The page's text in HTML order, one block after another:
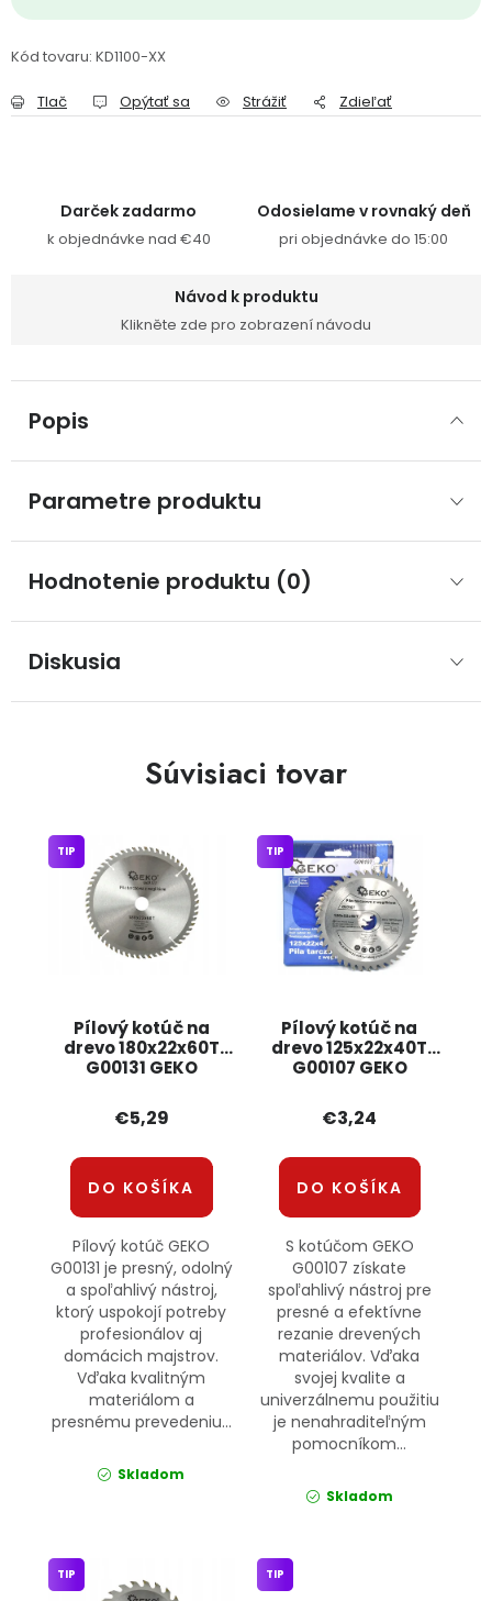
Kód tovaru: KD1100-XX
Tlač Opýtať sa Strážiť Zdieľať
Darček zadarmo
k objednávke nad €40
Odosielame v rovnaký deň
pri objednávke do 15:00
Návod k produktu
Klikněte zde pro zobrazení návodu
Popis
Parametre produktu
Hodnotenie produktu (0)
Diskusia
Súvisiaci tovar
Pílový kotúč na
drevo 180x22x60T
G00131 GEKO
TIP
€5,29
DO KOŠÍKA
Pílový kotúč GEKO
G00131 je presný, odolný
a spoľahlivý nástroj,
ktorý uspokojí potreby
profesionálov aj
domácich majstrov.
Vďaka kvalitným
materiálom a
presnému prevedeniu...
Skladom
Pílový kotúč na
drevo 125x22x40T
G00107 GEKO
TIP
€3,24
DO KOŠÍKA
S kotúčom GEKO
G00107 získate
spoľahlivý nástroj pre
presné a efektívne
rezanie drevených
materiálov. Vďaka
svojej kvalite a
univerzálnemu použitiu
je nenahraditeľným
pomocníkom...
Skladom
TIP TIP